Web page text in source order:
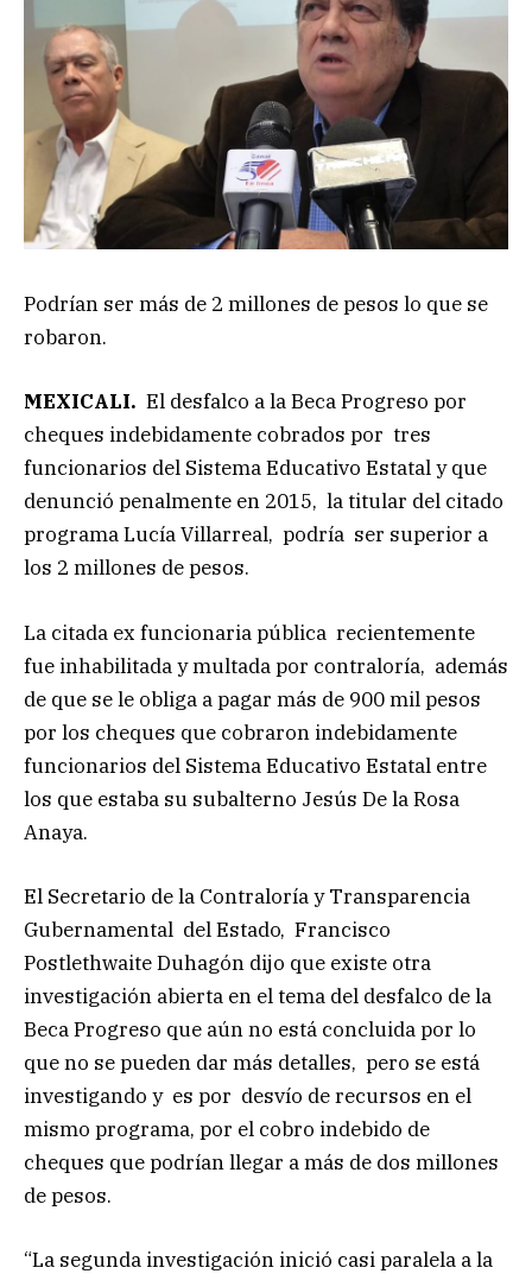
Podrían ser más de 2 millones de pesos lo que se
robaron.
MEXICALI. El desfalco a la Beca Progreso por
cheques indebidamente cobrados por tres
funcionarios del Sistema Educativo Estatal y que
denunció penalmente en 2015, la titular del citado
programa Lucía Villarreal, podría ser superior a
los 2 millones de pesos.
La citada ex funcionaria pública recientemente
fue inhabilitada y multada por contraloría, además
de que se le obliga a pagar más de 900 mil pesos
por los cheques que cobraron indebidamente
funcionarios del Sistema Educativo Estatal entre
los que estaba su subalterno Jesús De la Rosa
Anaya.
El Secretario de la Contraloría y Transparencia
Gubernamental del Estado, Francisco
Postlethwaite Duhagón dijo que existe otra
investigación abierta en el tema del desfalco de la
Beca Progreso que aún no está concluida por lo
que no se pueden dar más detalles, pero se está
investigando y es por desvío de recursos en el
mismo programa, por el cobro indebido de
cheques que podrían llegar a más de dos millones
de pesos.
“La segunda investigación inició casi paralela a la